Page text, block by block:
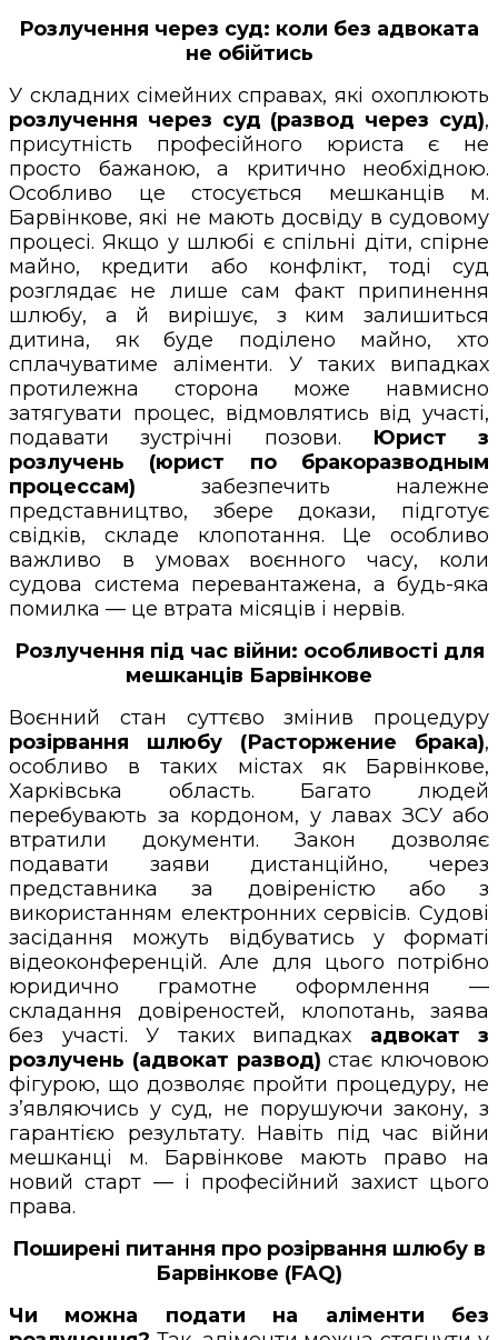
Розлучення через суд: коли без адвоката
не обійтись
У складних сімейних справах, які охоплюють
розлучення через суд (развод через суд),
присутність професійного юриста є не
просто бажаною, а критично необхідною.
Особливо це стосується мешканців м.
Барвінкове, які не мають досвіду в судовому
процесі. Якщо у шлюбі є спільні діти, спірне
майно, кредити або конфлікт, тоді суд
розглядає не лише сам факт припинення
шлюбу, а й вирішує, з ким залишиться
дитина, як буде поділено майно, хто
сплачуватиме аліменти. У таких випадках
протилежна сторона може навмисно
затягувати процес, відмовлятись від участі,
подавати зустрічні позови.
Юрист з
розлучень (юрист по бракоразводным
процессам) забезпечить належне
представництво, збере докази, підготує
свідків, складе клопотання. Це особливо
важливо в умовах воєнного часу, коли
судова система перевантажена, а будь-яка
помилка — це втрата місяців і нервів.
Розлучення під час війни: особливості для
мешканців Барвінкове
Воєнний стан суттєво змінив процедуру
розірвання шлюбу (Расторжение брака),
особливо в таких містах як Барвінкове,
Харківська область. Багато людей
перебувають за кордоном, у лавах ЗСУ або
втратили документи. Закон дозволяє
подавати заяви дистанційно, через
представника за довіреністю або з
використанням електронних сервісів. Судові
засідання можуть відбуватись у форматі
відеоконференцій. Але для цього потрібно
юридично грамотне оформлення —
складання довіреностей, клопотань, заява
без участі. У таких випадках адвокат з
розлучень (адвокат развод) стає ключовою
фігурою, що дозволяє пройти процедуру, не
з’являючись у суд, не порушуючи закону, з
гарантією результату. Навіть під час війни
мешканці м. Барвінкове мають право на
новий старт — і професійний захист цього
права.
Поширені питання про розірвання шлюбу в
Барвінкове (FAQ)
Чи можна подати на аліменти без